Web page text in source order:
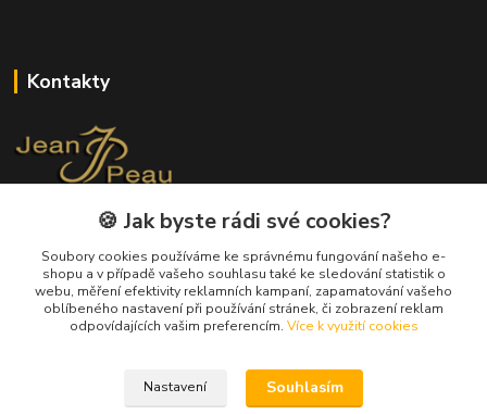
Kontakty
+420 733 562 259
info@jeanpeau.cz
Upravit sběr cookies.
🍪 Jak byste rádi své cookies?
Soubory cookies používáme ke správnému fungování našeho e-
shopu a v případě vašeho souhlasu také ke sledování statistik o
webu, měření efektivity reklamních kampaní, zapamatování vašeho
oblíbeného nastavení při používání stránek, či zobrazení reklam
odpovídajících vašim preferencím. Více k využití cookies
Nastavení Souhlasím